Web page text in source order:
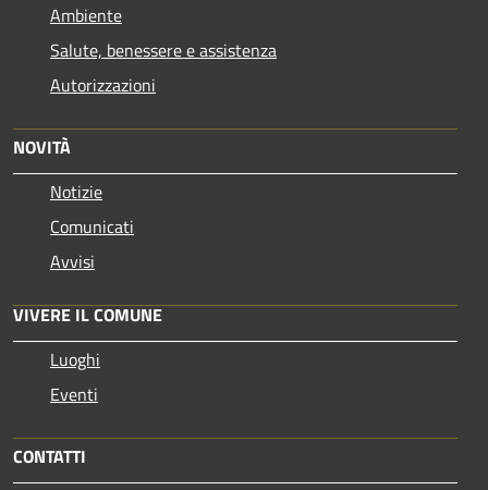
Ambiente
Salute, benessere e assistenza
Autorizzazioni
NOVITÀ
Notizie
Comunicati
Avvisi
VIVERE IL COMUNE
Luoghi
Eventi
CONTATTI